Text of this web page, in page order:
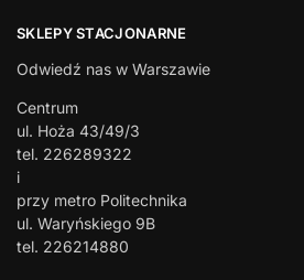
SKLEPY STACJONARNE
Odwiedź nas w Warszawie
Centrum
ul. Hoża 43/49/3
tel. 226289322
i
przy metro Politechnika
ul. Waryńskiego 9B
tel. 226214880